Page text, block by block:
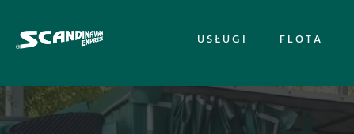
USŁUGI FLOTA